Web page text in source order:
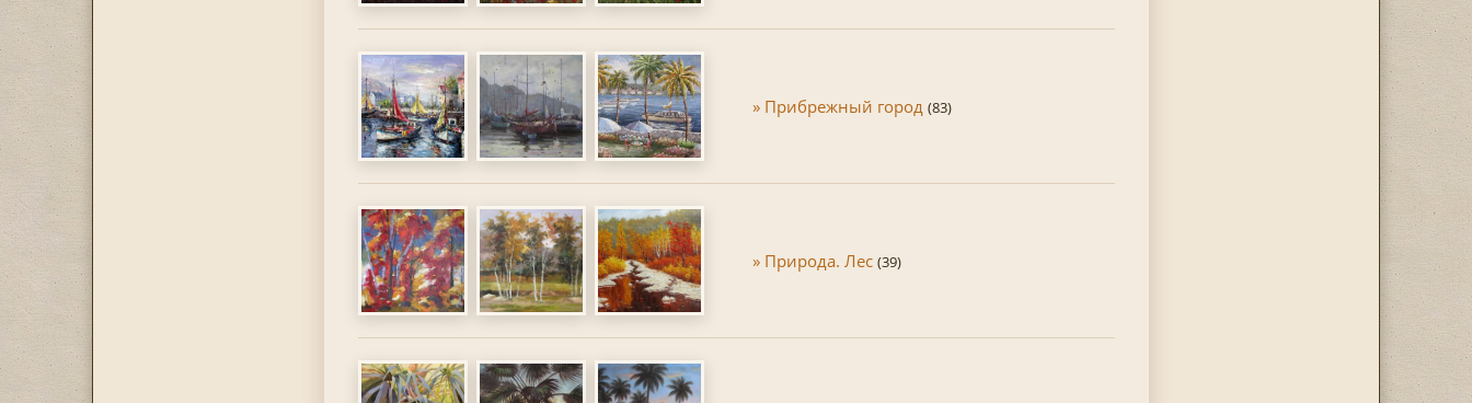
» Прибрежный город (83)
» Природа. Лес (39)